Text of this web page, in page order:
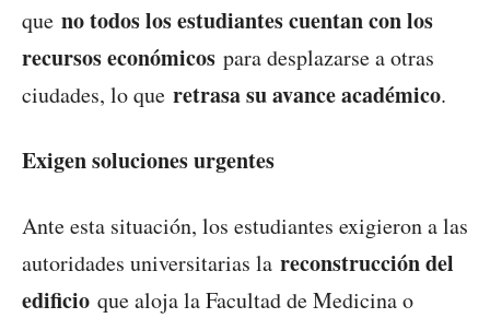
que no todos los estudiantes cuentan con los
recursos económicos para desplazarse a otras
ciudades, lo que retrasa su avance académico.
Exigen soluciones urgentes
Ante esta situación, los estudiantes exigieron a las
autoridades universitarias la reconstrucción del
edificio que aloja la Facultad de Medicina o